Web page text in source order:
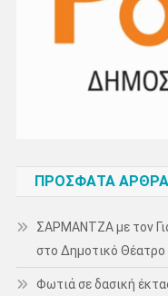
ΠΡΌΣΦΑΤΑ ΆΡΘΡΑ
ΣΑΡΜΑΝΤΖΑ με τον
στο Δημοτικό Θέατρο
Φωτιά σε δασική